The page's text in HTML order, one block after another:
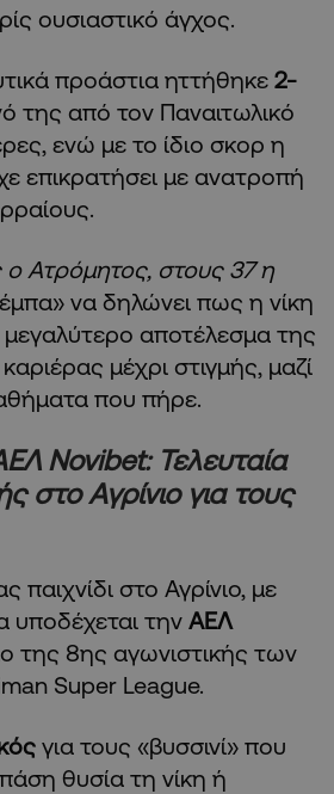
ουσιαστικό άγχος.
προάστια ηττήθηκε 2-
της από τον Παναιτωλικό
ενώ με το ίδιο σκορ η
επικρατήσει με ανατροπή
Ατρόμητος, στους 37 η
να δηλώνει πως η νίκη
μεγαλύτερο αποτέλεσμα της
μέχρι στιγμής, μαζί
που πήρε.
Novibet: Τελευταία
στο Αγρίνιο για τους
παιχνίδι στο Αγρίνιο, με
υποδέχεται την ΑΕΛ
της 8ης αγωνιστικής των
Super League.
για τους «βυσσινί» που
θυσία τη νίκη ή